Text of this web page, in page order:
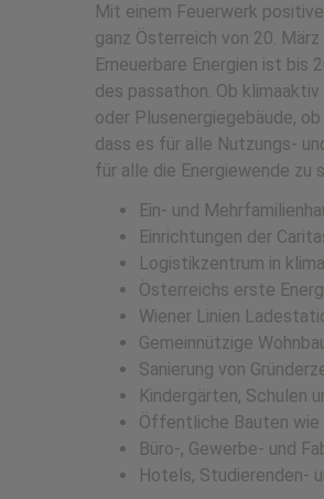
Mit einem Feuerwerk
ganz Österreich von 20.
Erneuerbare Energien ist bis
des passathon. Ob klimaaktiv
oder Plusenergiegebäude,
dass es für alle Nutzungs-
für alle die Energiewende zu
Ein- und
Einrichtungen der
Logistikzentrum in
Österreichs erste
Wiener Linien
Gemeinnützige
Sanierung von
Kindergärten, Schulen
Öffentliche Bauten wie
Büro-, Gewerbe- und
Hotels, Studierenden-